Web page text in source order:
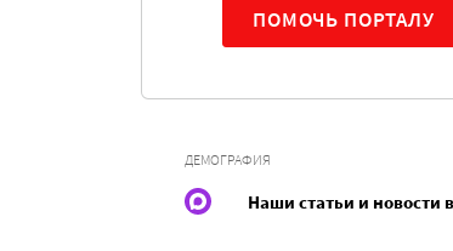
ПОМОЧЬ ПОРТАЛУ
ДЕМОГРАФИЯ
Наши статьи и новости